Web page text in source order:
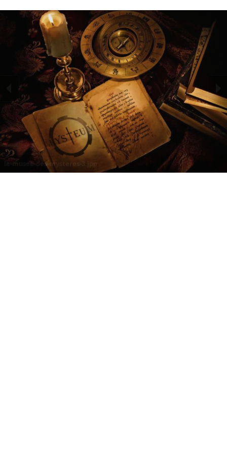
le-musee-des-mysteres-3.jpg